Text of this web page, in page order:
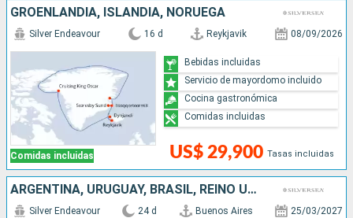
GROENLANDIA, ISLANDIA, NORUEGA
Comidas incluidas
Silver Endeavour 16 d Reykjavik 08/09/2026
US$ 29,900 Tasas incluidas
Bebidas incluidas
Servicio de mayordomo incluido
Cocina gastronómica
Comidas incluidas
ARGENTINA, URUGUAY, BRASIL, REINO UNIDO, SIERRA LEON, GUINEA, SENEGAL
Silver Endeavour 24 d Buenos Aires 25/03/2027